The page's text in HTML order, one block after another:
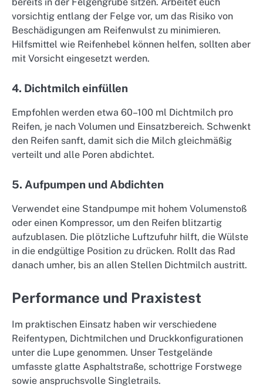
vorsichtig entlang der Felge vor, um das Risiko von
Beschädigungen am Reifenwulst zu minimieren.
Hilfsmittel wie Reifenhebel können helfen, sollten aber
mit Vorsicht eingesetzt werden.
4. Dichtmilch einfüllen
Empfohlen werden etwa 60–100 ml Dichtmilch pro
Reifen, je nach Volumen und Einsatzbereich. Schwenkt
den Reifen sanft, damit sich die Milch gleichmäßig
verteilt und alle Poren abdichtet.
5. Aufpumpen und Abdichten
Verwendet eine Standpumpe mit hohem Volumenstoß
oder einen Kompressor, um den Reifen blitzartig
aufzublasen. Die plötzliche Luftzufuhr hilft, die Wülste
in die endgültige Position zu drücken. Rollt das Rad
danach umher, bis an allen Stellen Dichtmilch austritt.
Performance und Praxistest
Im praktischen Einsatz haben wir verschiedene
Reifentypen, Dichtmilchen und Druckkonfigurationen
unter die Lupe genommen. Unser Testgelände
umfasste glatte Asphaltstraße, schottrige Forstwege
sowie anspruchsvolle Singletrails.